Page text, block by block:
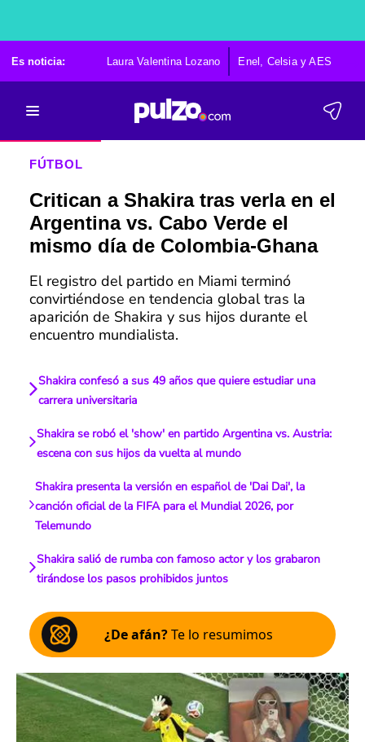
Es noticia: Laura Valentina Lozano Enel, Celsia y AES
FÚTBOL
Critican a Shakira tras verla en el
Argentina vs. Cabo Verde el
mismo día de Colombia-Ghana
El registro del partido en Miami terminó
convirtiéndose en tendencia global tras la
aparición de Shakira y sus hijos durante el
encuentro mundialista.
Shakira confesó a sus 49 años que quiere estudiar una
carrera universitaria
Shakira se robó el 'show' en partido Argentina vs. Austria:
escena con sus hijos da vuelta al mundo
Shakira presenta la versión en español de 'Dai Dai', la
canción oficial de la FIFA para el Mundial 2026, por
Telemundo
Shakira salió de rumba con famoso actor y los grabaron
tirándose los pasos prohibidos juntos
¿De afán?Te lo resumimos